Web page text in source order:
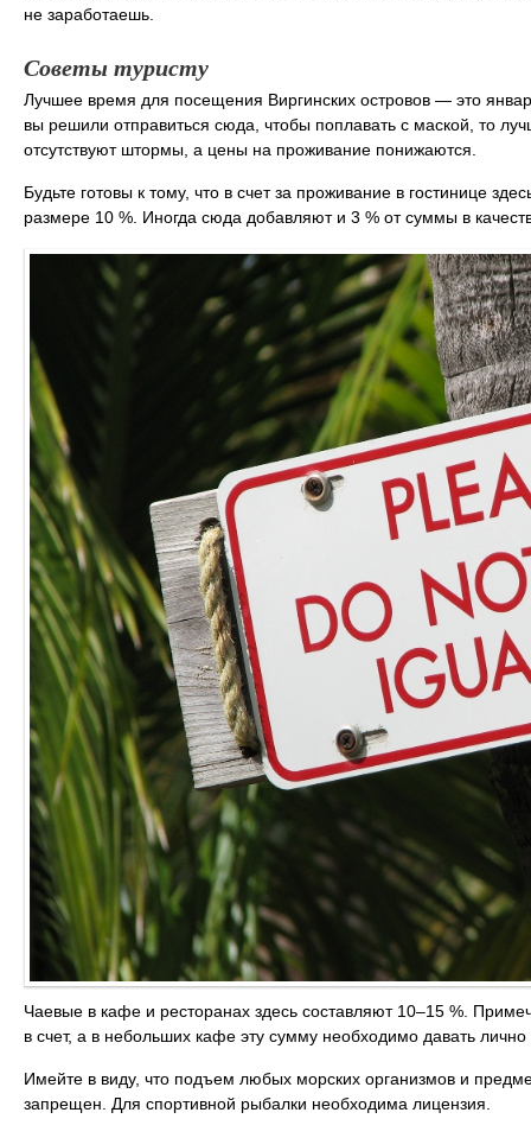
не заработаешь.
Советы туристу
Лучшее время для посещения Виргинских островов — это
вы решили отправиться сюда, чтобы поплавать с маской, то
отсутствуют штормы, а цены на проживание понижаются.
Будьте готовы к тому, что в счет за проживание в гостинице
размере 10 %. Иногда сюда добавляют и 3 % от суммы в
Чаевые в кафе и ресторанах здесь составляют 10–15 %.
в счет, а в небольших кафе эту сумму необходимо давать
Имейте в виду, что подъем любых морских организмов и
запрещен. Для спортивной рыбалки необходима лицензия.